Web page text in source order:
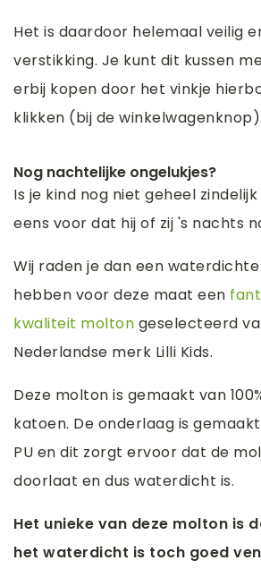
Het is daardoor helemaal veilig
verstikking. Je kunt dit kussen
erbij kopen door het vinkje
klikken (bij de winkelwagenknop).
Nog nachtelijke ongelukjes?
Is je kind nog niet geheel
eens voor dat hij of zij 's nachts
Wij raden je dan een
hebben voor deze maat een
kwaliteit molton geselecteerd
Nederlandse merk Lilli Kids.
Deze molton is gemaakt van
katoen. De onderlaag is
PU en dit zorgt ervoor dat de
doorlaat en dus waterdicht is.
Het unieke van deze molton is
het waterdicht is toch goed